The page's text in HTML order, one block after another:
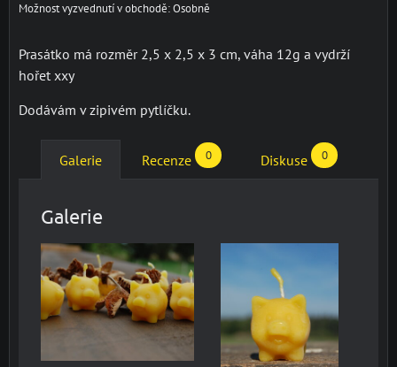
Osobně
Prasátko má rozměr 2,5 x 2,5 x 3 cm, váha 12g a vydrží
hořet xxy
Dodávám v zipivém pytlíčku.
Galerie Recenze 0 Diskuse 0
Galerie